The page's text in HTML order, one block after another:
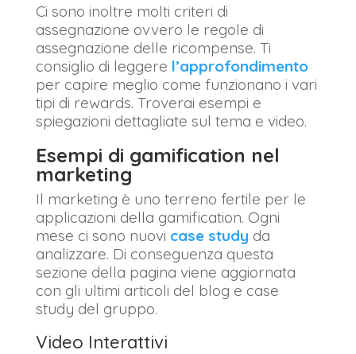
Ci sono inoltre molti criteri di
assegnazione ovvero le regole di
assegnazione delle ricompense. Ti
consiglio di leggere l’approfondimento
per capire meglio come funzionano i vari
tipi di rewards. Troverai esempi e
spiegazioni dettagliate sul tema e video.
Esempi di gamification nel
marketing
Il marketing è uno terreno fertile per le
applicazioni della gamification. Ogni
mese ci sono nuovi case study da
analizzare. Di conseguenza questa
sezione della pagina viene aggiornata
con gli ultimi articoli del blog e case
study del gruppo.
Video Interattivi